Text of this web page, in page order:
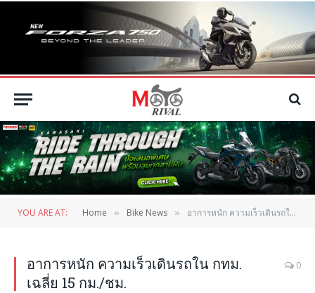
YOU ARE AT: Home » Bike News » อาการหนัก ความเร็วเดินรถใน กทม. เฉลี่ย 15 กม./ชม.
อาการหนัก ความเร็วเดินรถใน กทม.
เฉลี่ย 15 กม./ชม.
0